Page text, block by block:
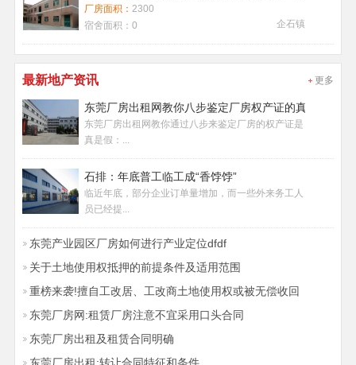
厂房面积： 2300
宿舍面积： 0 企石镇
最新地产资讯 更多
东莞厂房出租网教你八步鉴定厂房权产证的真假
东莞厂房出租网教你通过八步来鉴定厂房的权产证是
真是假：...
石排：年底普工临工成“香饽饽”
临近年底，部分企业订单量增加，而一些外来务工人
员已经提...
东莞产业园区厂房如何进行产业定位dfdf
关于土地使用权抵押的前提条件及适用范围
重榜来袭!擅自工改居、工改商土地使用权或被无偿收回
东莞厂房网:租赁厂房注意不宜采用口头合同
东莞厂房出租及租赁合同明确